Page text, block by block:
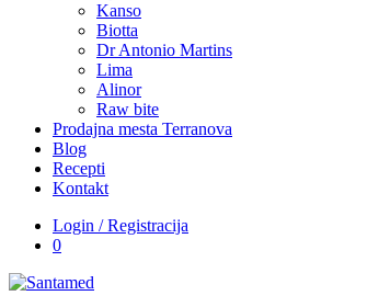
Kanso
Biotta
Dr Antonio Martins
Lima
Alinor
Raw bite
Prodajna mesta Terranova
Blog
Recepti
Kontakt
Login / Registracija
0